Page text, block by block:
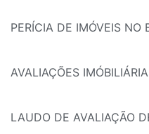
PERÍCIA DE IMÓVEIS NO
AVALIAÇÕES
LAUDO DE AVALIAÇÃO